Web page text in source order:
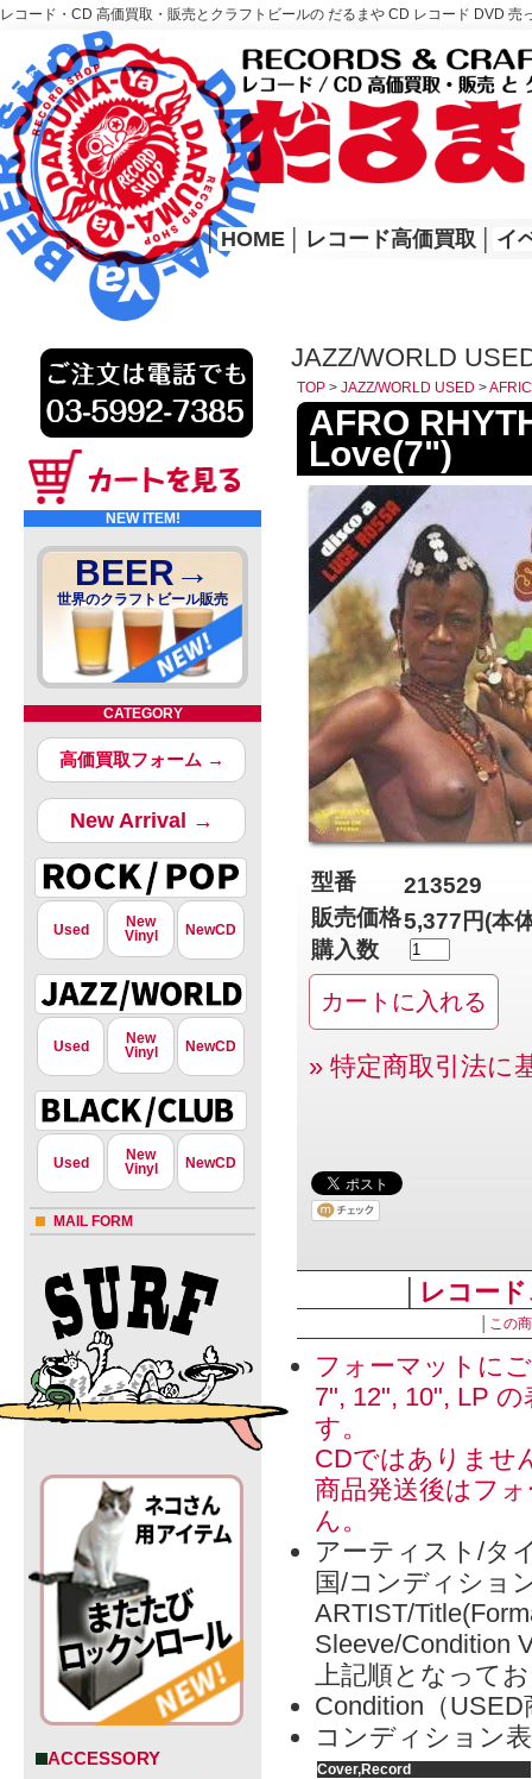
レコード・CD 高価買取・販売とクラフトビールの だるまや CD レコード DVD
レコード高価買取はこちら
HOME
│ HOME レコード高価買取 イ
NEW ITEM!
BEER→
世界のクラフトビール販売
CATEGORY
高価買取フォーム →
New Arrival →
Used
New
Vinyl
NewCD
Used
New
Vinyl
NewCD
Used
New
Vinyl
NewCD
MAIL FORM
ACCESSORY
JAZZ/WORLD
TOP > JAZZ/WORLD USED >
AFRO
Love(7")
型番
213529
販売価格5,377円(本
購入数
» 特定商取引法に
レコー
この
フォーマットに
7", 12", 10", LP
す。
CDではありませ
商品発送後はフ
ん。
アーティスト/タ
国/コンディショ
ARTIST/
Sleeve/Condition
上記順となって
Condition（
コンディション
Cover,Record